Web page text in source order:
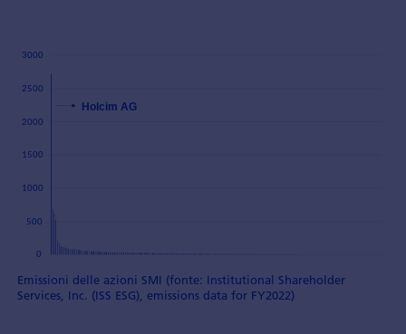
Emissioni delle azioni SMI (fonte: Institutional Shareholder
Services, Inc. (ISS ESG), emissions data for FY2022)